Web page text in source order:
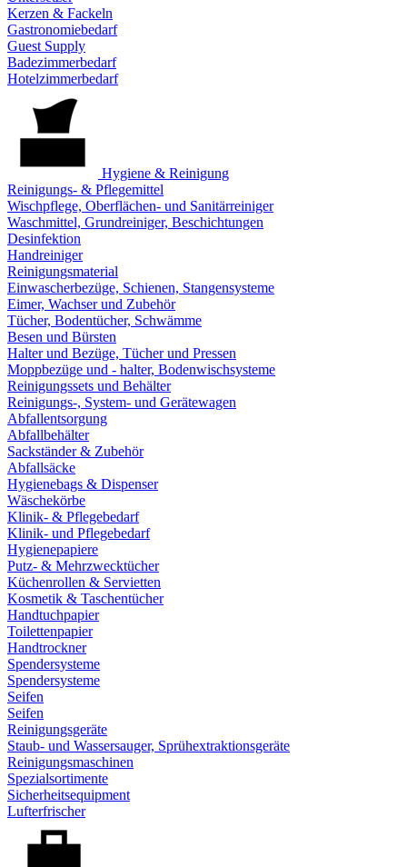
Kerzen & Fackeln
Gastronomiebedarf
Guest Supply
Badezimmerbedarf
Hotelzimmerbedarf
Hygiene & Reinigung
Reinigungs- & Pflegemittel
Wischpflege, Oberflächen- und Sanitärreiniger
Waschmittel, Grundreiniger, Beschichtungen
Desinfektion
Handreiniger
Reinigungsmaterial
Einwascherbezüge, Schienen, Stangensysteme
Eimer, Wachser und Zubehör
Tücher, Bodentücher, Schwämme
Besen und Bürsten
Halter und Bezüge, Tücher und Pressen
Moppbezüge und - halter, Bodenwischsysteme
Reinigungssets und Behälter
Reinigungs-, System- und Gerätewagen
Abfallentsorgung
Abfallbehälter
Sackständer & Zubehör
Abfallsäcke
Hygienebags & Dispenser
Wäschekörbe
Klinik- & Pflegebedarf
Klinik- und Pflegebedarf
Hygienepapiere
Putz- & Mehrzwecktücher
Küchenrollen & Servietten
Kosmetik & Taschentücher
Handtuchpapier
Toilettenpapier
Handtrockner
Spendersysteme
Spendersysteme
Seifen
Seifen
Reinigungsgeräte
Staub- und Wassersauger, Sprühextraktionsgeräte
Reinigungsmaschinen
Spezialsortimente
Sicherheitsequipment
Lufterfrischer